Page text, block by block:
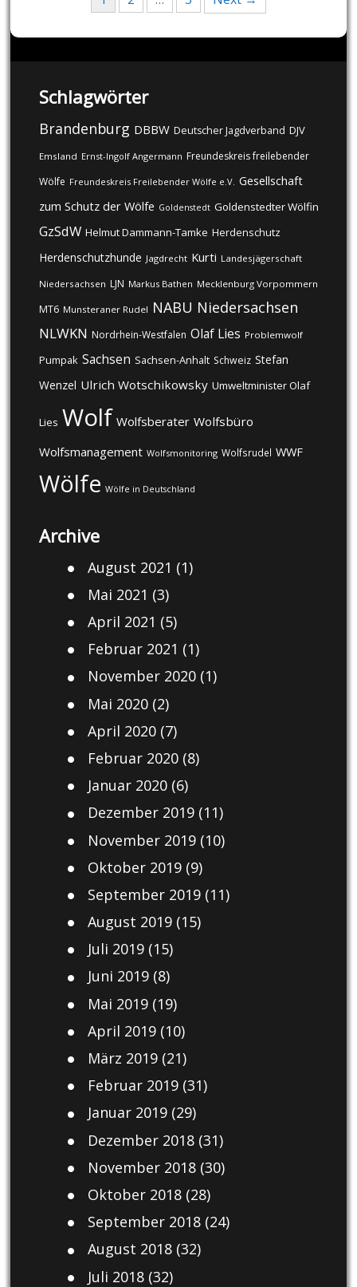
navigation
Schlagwörter
Brandenburg DBBW Deutscher Jagdverband DJV
Emsland Ernst-Ingolf Angermann Freundeskreis freilebender
Wölfe Freundeskreis Freilebender Wölfe e.V. Gesellschaft
zum Schutz der Wölfe Goldenstedt Goldenstedter Wölfin
GzSdW Helmut Dammann-Tamke Herdenschutz
Herdenschutzhunde Jagdrecht Kurti Landesjägerschaft
Niedersachsen LJN Markus Bathen Mecklenburg Vorpommern
MT6 Munsteraner Rudel NABU Niedersachsen
NLWKN Nordrhein-Westfalen Olaf Lies Problemwolf
Pumpak Sachsen Sachsen-Anhalt Schweiz Stefan
Wenzel Ulrich Wotschikowsky Umweltminister Olaf
Lies Wolf Wolfsberater Wolfsbüro
Wolfsmanagement Wolfsmonitoring Wolfsrudel WWF
Wölfe Wölfe in Deutschland
Archive
August 2021 (1)
Mai 2021 (3)
April 2021 (5)
Februar 2021 (1)
November 2020(1)
Mai 2020(2)
April 2020(7)
Februar 2020(8)
Januar 2020(6)
Dezember 2019(11)
November 2019(10)
Oktober 2019(9)
September 2019(11)
August 2019(15)
Juli 2019(15)
Juni 2019(8)
Mai 2019(19)
April 2019(10)
März 2019(21)
Februar 2019(31)
Januar 2019(29)
Dezember 2018(31)
November 2018(30)
Oktober 2018(28)
September 2018(24)
August 2018(32)
Juli 2018(32)